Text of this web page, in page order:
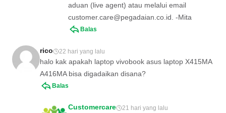
aduan (live agent) atau melalui email
customer.care@pegadaian.co.id . -Mita
Balas
rico 22 hari yang lalu
halo kak apakah laptop vivobook asus laptop X415MA
A416MA bisa digadaikan disana?
Balas
Customercare 21 hari yang lalu